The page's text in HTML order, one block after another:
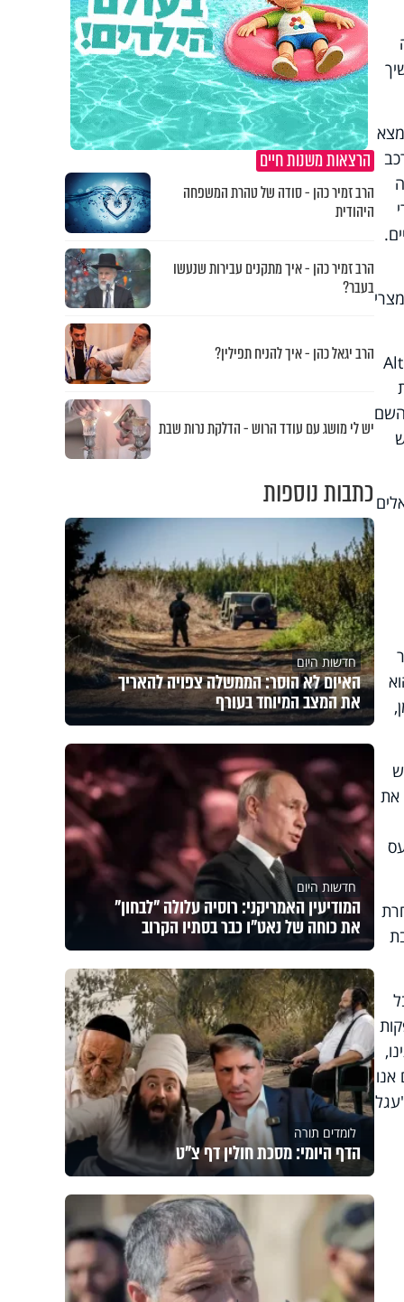
מצא
את
הרצאות משנות חיים
הרב זמיר כהן - סודה של טהרת המשפחה
היהודית
הרב זמיר כהן - איך מתקנים עבירות שנעשו
בעבר?
הרב יגאל כהן - איך להניח תפילין?
יש לי מושג עם עודד הרוש - הדלקת נרות שבת
כתבות נוספות
חדשות היום
האיום לא הוסר: הממשלה צפויה להאריך
את המצב המיוחד בעורף
חדשות היום
המודיעין האמריקני: רוסיה עלולה "לבחון"
את כוחה של נאט"ו כבר בסתיו הקרוב
לומדים תורה
הדף היומי: מסכת חולין דף צ"ט